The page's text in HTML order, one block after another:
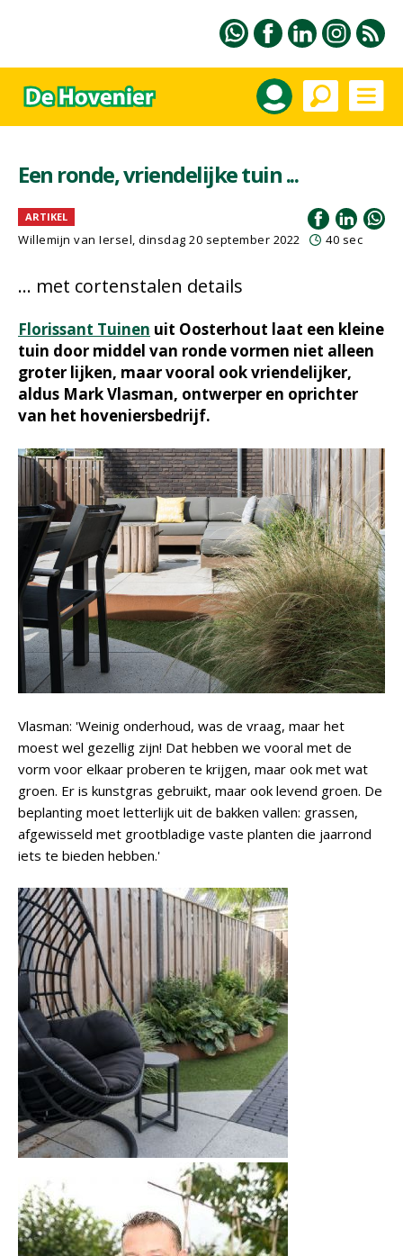
Een ronde, vriendelijke tuin ...
ARTIKEL
Willemijn van Iersel, dinsdag 20 september 2022 40 sec
... met cortenstalen details
Florissant Tuinen uit Oosterhout laat een kleine
tuin door middel van ronde vormen niet alleen
groter lijken, maar vooral ook vriendelijker,
aldus Mark Vlasman, ontwerper en oprichter
van het hoveniersbedrijf.
Vlasman: 'Weinig onderhoud, was de vraag, maar het
moest wel gezellig zijn! Dat hebben we vooral met de
vorm voor elkaar proberen te krijgen, maar ook met wat
groen. Er is kunstgras gebruikt, maar ook levend groen. De
beplanting moet letterlijk uit de bakken vallen: grassen,
afgewisseld met grootbladige vaste planten die jaarrond
iets te bieden hebben.'